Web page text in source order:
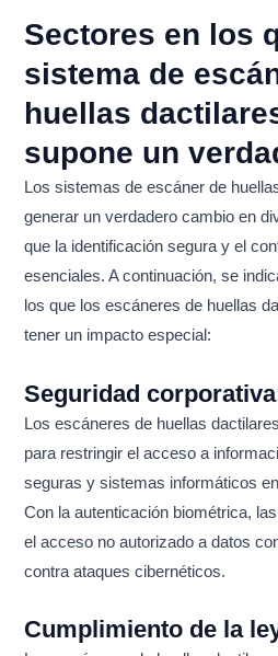
Sectores en los
sistema de
huellas
supone un
Los sistemas de escáner de
generar un verdadero cambio en
que la identificación segura y el
esenciales. A continuación, se
los que los escáneres de huellas
tener un impacto especial:
Seguridad
Los escáneres de huellas
para restringir el acceso a
seguras y sistemas informáticos
Con la autenticación biométrica,
el acceso no autorizado a datos
contra ataques cibernéticos.
Cumplimiento de la